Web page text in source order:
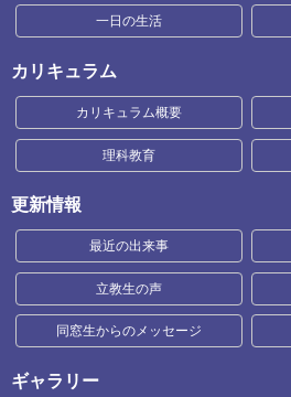
一日の生活
カリキュラム
カリキュラム概要
理科教育
更新情報
最近の出来事
立教生の声
同窓生からのメッセージ
ギャラリー